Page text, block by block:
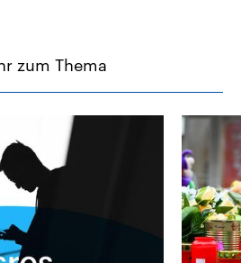
zum Thema